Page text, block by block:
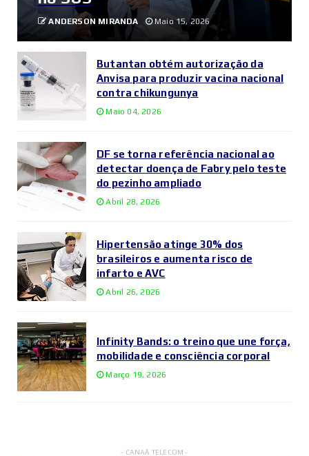
ANDERSON MIRANDA Maio 15, 2026
Butantan obtém autorização da
Anvisa para produzir vacina nacional
contra chikungunya
Maio 04, 2026
DF se torna referência nacional ao
detectar doença de Fabry pelo teste
do pezinho ampliado
Abril 28, 2026
Hipertensão atinge 30% dos
brasileiros e aumenta risco de
infarto e AVC
Abril 26, 2026
Infinity Bands: o treino que une força,
mobilidade e consciência corporal
Março 19, 2026
- CANAÃ TELECOM -